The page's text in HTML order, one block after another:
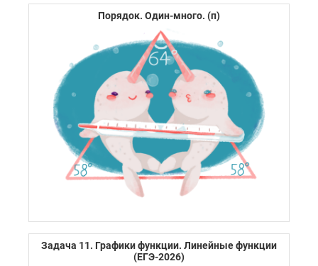
Порядок. Один-много. (п)
Задача 11. Графики функции. Линейные функции
(ЕГЭ-2026)